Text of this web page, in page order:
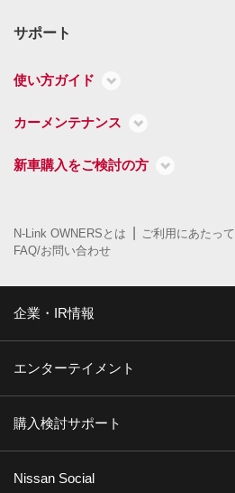
サポート
使い方ガイド
カーメンテナンス
新車購入をご検討の方
N-Link OWNERSとは ご利用にあたって
FAQ/お問い合わせ